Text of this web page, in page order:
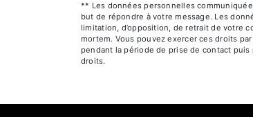
** Les données personnelles
but de répondre à votre message. Les
limitation, d’opposition, de retrait de votre
mortem. Vous pouvez exercer ces droits
pendant la période de prise de contact
droits.